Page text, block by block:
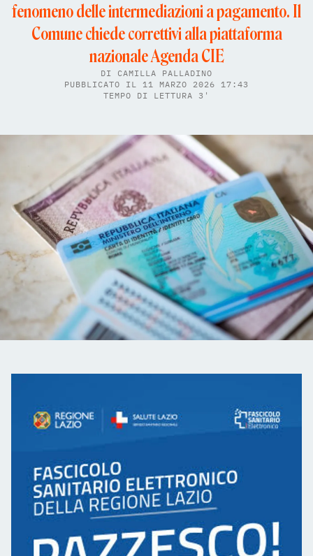
fenomeno delle intermediazioni a pagamento. Il
Comune chiede correttivi alla piattaforma
nazionale Agenda CIE
DI CAMILLA PALLADINO
PUBBLICATO IL 11 MARZO 2026 17:43
TEMPO DI LETTURA 3'